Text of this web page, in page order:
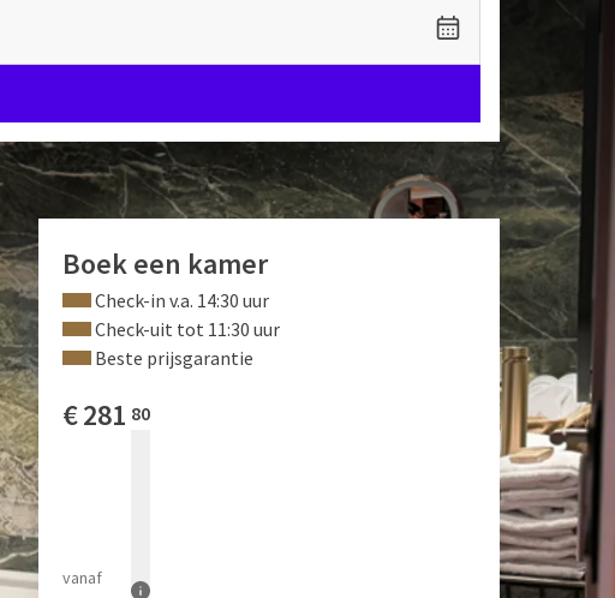
Boek een kamer
Check-in v.a. 14:30 uur
Check-uit tot 11:30 uur
Beste prijsgarantie
€281 80
vanaf